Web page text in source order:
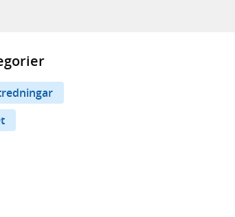
extern webbplats,
din e-postklient,